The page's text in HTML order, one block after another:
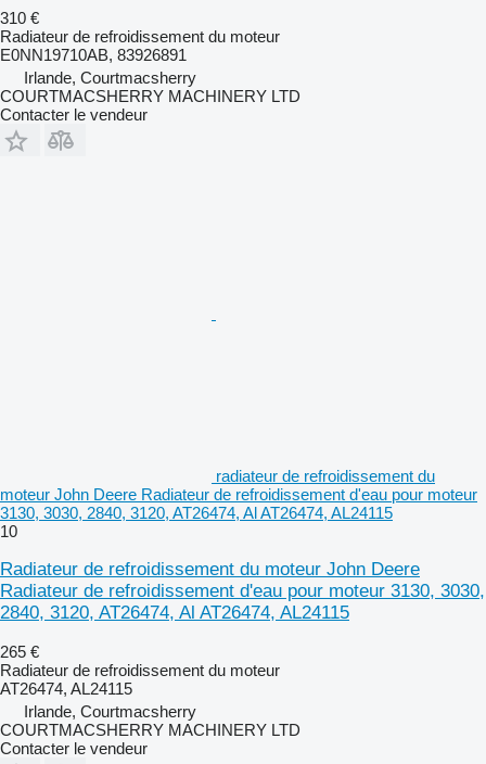
310 €
Radiateur de refroidissement du moteur
E0NN19710AB, 83926891
Irlande, Courtmacsherry
COURTMACSHERRY MACHINERY LTD
Contacter le vendeur
radiateur de refroidissement du
moteur John Deere Radiateur de refroidissement d'eau pour moteur
3130, 3030, 2840, 3120, AT26474, Al AT26474, AL24115
10
Radiateur de refroidissement du moteur John Deere
Radiateur de refroidissement d'eau pour moteur 3130, 3030,
2840, 3120, AT26474, Al AT26474, AL24115
265 €
Radiateur de refroidissement du moteur
AT26474, AL24115
Irlande, Courtmacsherry
COURTMACSHERRY MACHINERY LTD
Contacter le vendeur